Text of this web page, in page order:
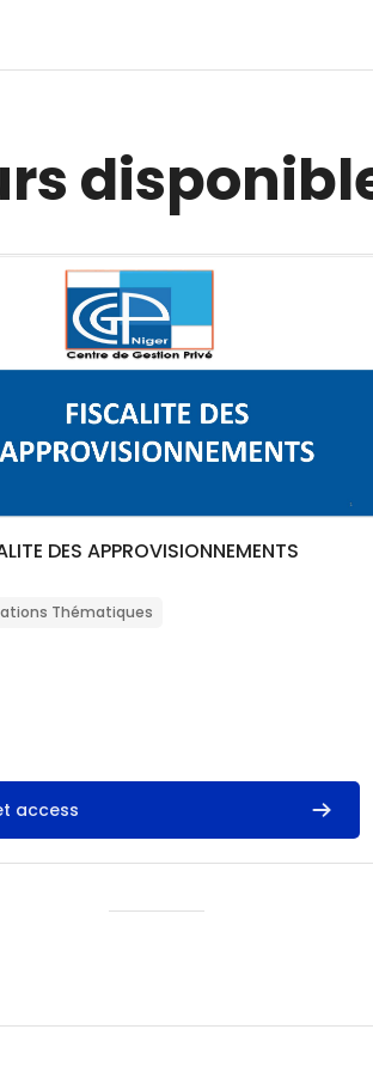
cours FISCALITE DES
de cours
du coursDES APPROVISIONNEMENTS
Thématiques
access